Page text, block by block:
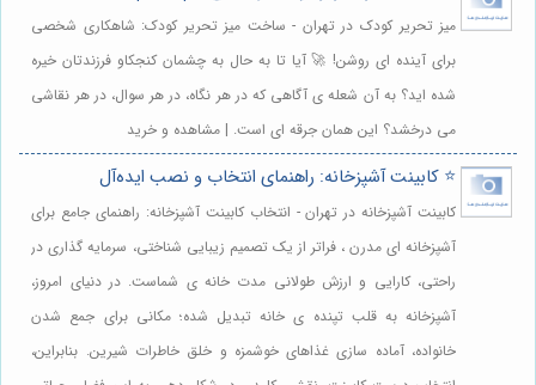
میز تحریر کودک در تهران - ساخت میز تحریر کودک: شاهکاری شخصی
برای آینده ای روشن! 🚀 آیا تا به حال به چشمان کنجکاو فرزندتان خیره
شده اید؟ به آن شعله ی آگاهی که در هر نگاه، در هر سوال، در هر نقاشی
می درخشد؟ این همان جرقه ای است. | مشاهده و خرید
⭐️ کابینت آشپزخانه: راهنمای انتخاب و نصب ایده‌آل
کابینت آشپزخانه در تهران - انتخاب کابینت آشپزخانه: راهنمای جامع برای
آشپزخانه ای مدرن ، فراتر از یک تصمیم زیبایی شناختی، سرمایه گذاری در
راحتی، کارایی و ارزش طولانی مدت خانه ی شماست. در دنیای امروز،
آشپزخانه به قلب تپنده ی خانه تبدیل شده؛ مکانی برای جمع شدن
خانواده، آماده سازی غذاهای خوشمزه و خلق خاطرات شیرین. بنابراین،